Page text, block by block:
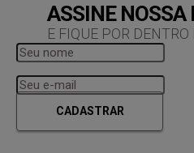
ASSINE NOSSA
E FIQUE POR
CADASTRAR